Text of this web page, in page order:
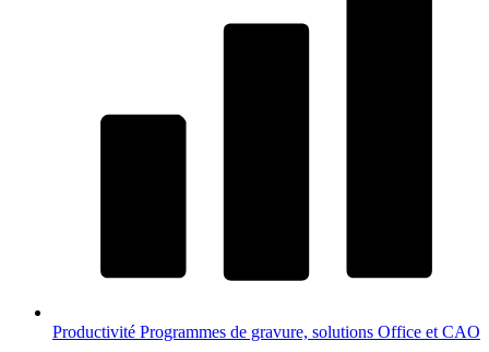
Productivité Programmes de gravure, solutions Office et CAO